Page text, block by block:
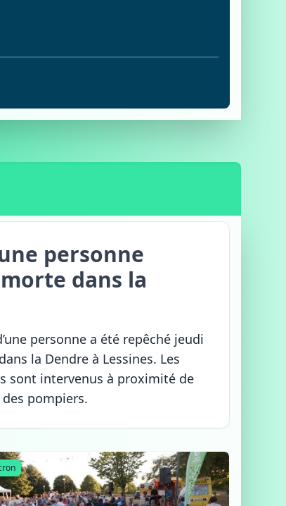
personne
dans la
personne a été repêché jeudi
la Dendre à Lessines. Les
sont intervenus à proximité de
des pompiers.